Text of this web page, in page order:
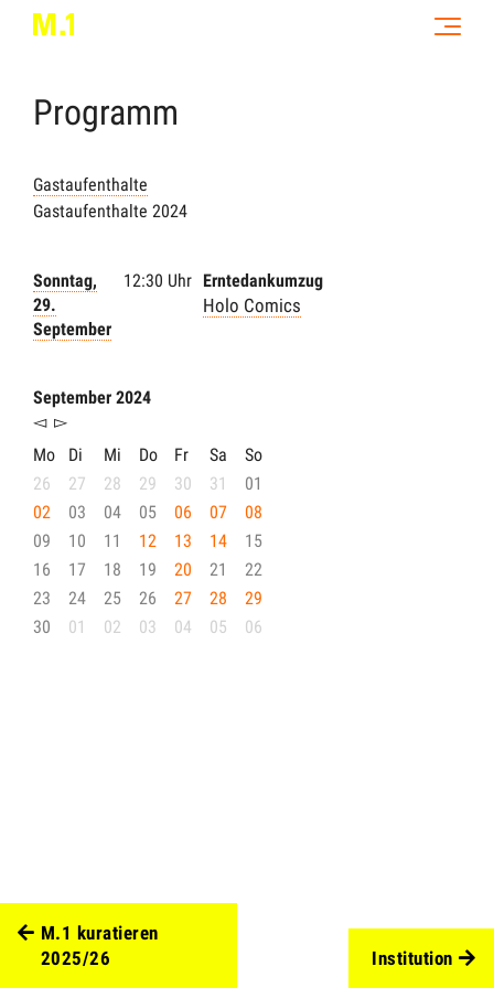
Programm
Gastaufenthalte
Gastaufenthalte 2024
Sonntag,
29.
September
12:30 Uhr Erntedankumzug
Holo Comics
September 2024
◅ ▻
Mo
Di Mi Do Fr Sa
So
26
27 28 29 30 31
01
02
03 04 05 06 07
08
09
10 11 12 13 14
15
16
17 18 19 20 21
22
23
24 25 26 27 28
29
30
01 02 03 04 05 06
M.1 kuratieren
2025/26
Institution